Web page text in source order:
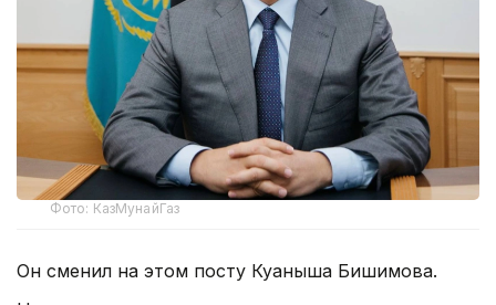
Фото: КазМунайГаз
Он сменил на этом посту Куаныша Бишимова.